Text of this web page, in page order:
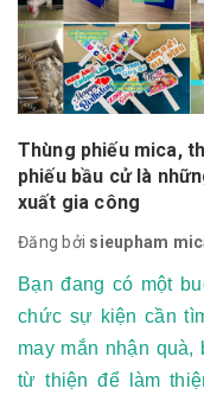
Thùng phiếu mica,
phiếu bầu cử là
xuất gia công
Đăng bởi sieupham
Bạn đang có một
chức sự kiện cần
may mắn nhận
từ thiện để làm